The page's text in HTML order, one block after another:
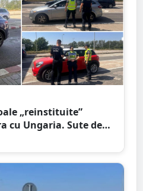
„reinstituite”
cu Ungaria. Sute de
în județul